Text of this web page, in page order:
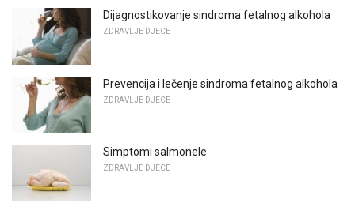
Dijagnostikovanje sindroma fetalnog alkohola
ZDRAVLJE DJECE
Prevencija i lečenje sindroma fetalnog alkohola
ZDRAVLJE DJECE
Simptomi salmonele
ZDRAVLJE DJECE